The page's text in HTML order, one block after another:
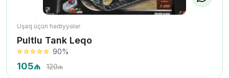
Uşaq üçün hədiyyələr
Pultlu Tank Leqo
90%
105₼ 120₼